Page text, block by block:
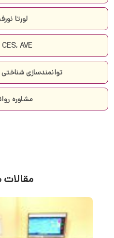
لورتا
AVE
توانمندسازی
مشاوره
مقالات